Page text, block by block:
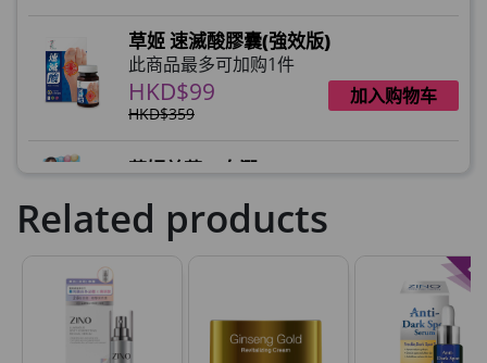
草姬 速滅酸膠囊(強效版)
此商品最多可加购1件
HKD$99
HKD$359
加入购物车
草姬益菌の白潤
HKD$99
HKD$169
HKD$369
加入购物车
Related products